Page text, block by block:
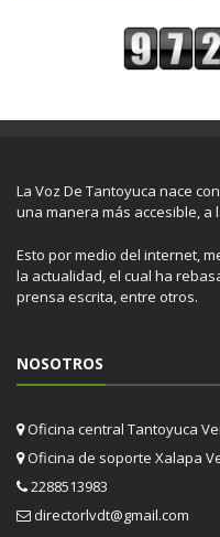
La Voz De Tantoyuca nace
una manera más accesible, a
Esto por medio del internet,
la actualidad, el cual ha
prensa escrita, entre otros.
NOSOTROS
Oficina central Tantoyuca
Oficina de soporte Xalapa
2288513983
directorlvdt@gmail.com